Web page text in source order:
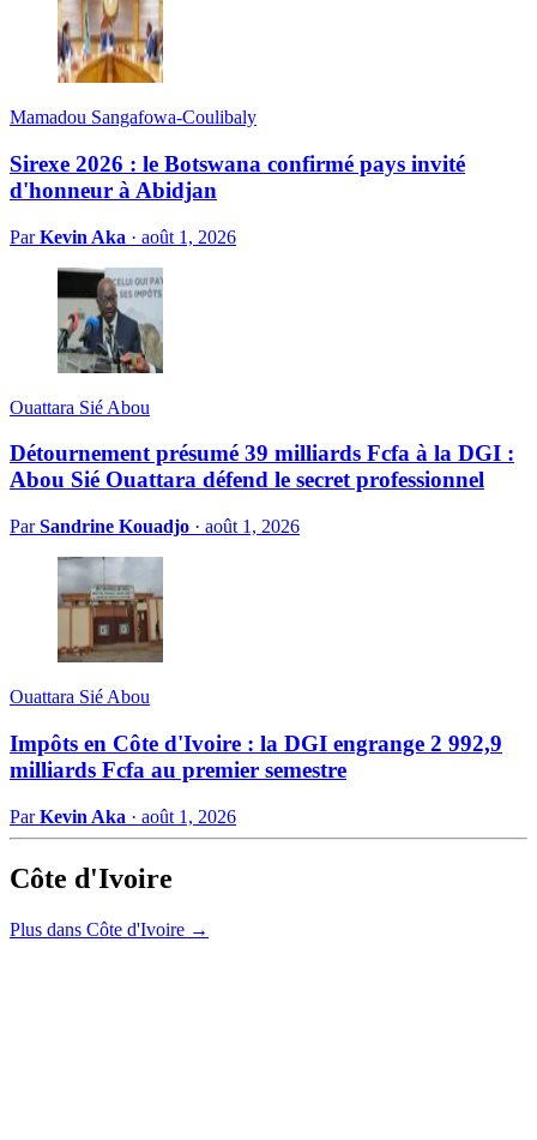
Mamadou Sangafowa-Coulibaly
Sirexe 2026 : le Botswana confirmé pays invité
d'honneur à Abidjan
ParKevin Aka · août 1, 2026
Ouattara Sié Abou
Détournement présumé 39 milliards Fcfa à la DGI :
Abou Sié Ouattara défend le secret professionnel
ParSandrine Kouadjo · août 1, 2026
Ouattara Sié Abou
Impôts en Côte d'Ivoire : la DGI engrange 2 992,9
milliards Fcfa au premier semestre
ParKevin Aka · août 1, 2026
Côte d'Ivoire
Plus dans Côte d'Ivoire →